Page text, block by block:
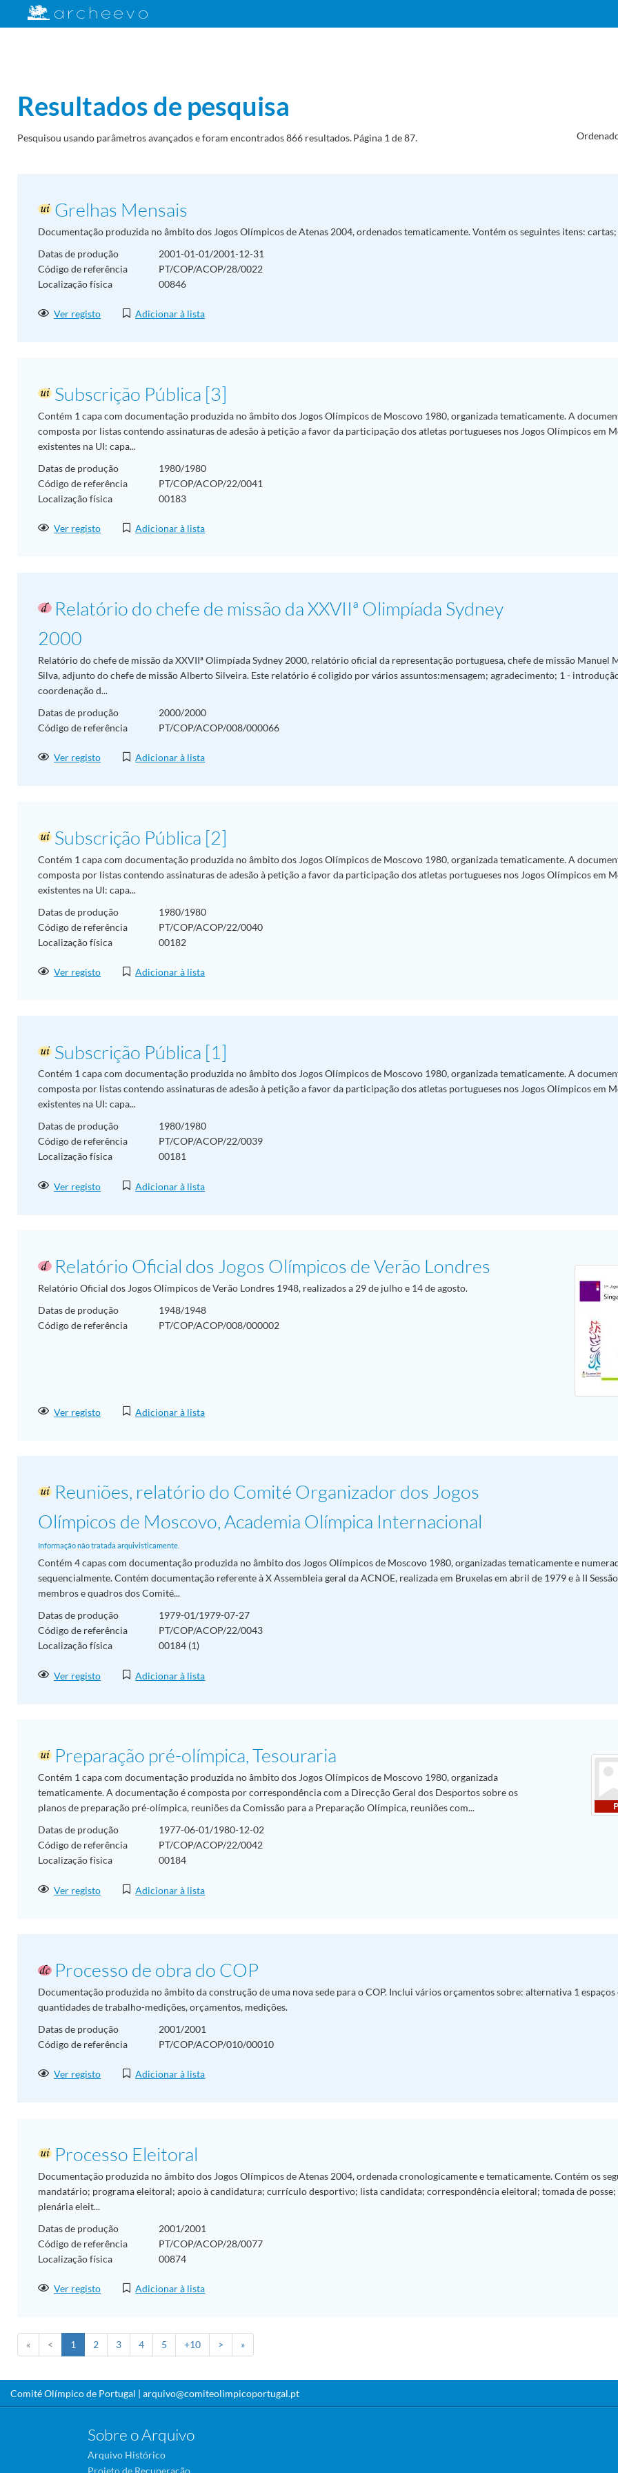
Resultados de pesquisa
Pesquisou usando parâmetros avançados e foram encontrados 866 resultados.Página 1 de 87.
Grelhas Mensais
Documentação produzida no âmbito dos Jogos Olímpicos de Atenas 2004, ordenados tematicamente. Vontém os seguintes itens:
Datas de produção
2001-01-01/2001-12-31
Código de referência
PT/COP/ACOP/28/0022
Localização física
00846
Ver registo Adicionar à lista
Subscrição Pública [3]
Contém 1 capa com documentação produzida no âmbito dos Jogos Olímpicos de Moscovo 1980, organizada tematicamente. A
composta por listas contendo assinaturas de adesão à petição a favor da participação dos atletas portugueses nos Jogos Olímpicos em
existentes na UI: capa...
Datas de produção
1980/1980
Código de referência
PT/COP/ACOP/22/0041
Localização física
00183
Ver registo Adicionar à lista
Relatório do chefe de missão da XXVIIª Olimpíada Sydney
2000
Relatório do chefe de missão da XXVIIª Olimpíada Sydney 2000, relatório oficial da representação portuguesa, chefe de missão Manuel
Silva, adjunto do chefe de missão Alberto Silveira. Este relatório é coligido por vários assuntos:mensagem; agradecimento; 1 -
coordenação d...
Datas de produção
2000/2000
Código de referência
PT/COP/ACOP/008/000066
Ver registo Adicionar à lista
Subscrição Pública [2]
Contém 1 capa com documentação produzida no âmbito dos Jogos Olímpicos de Moscovo 1980, organizada tematicamente. A
composta por listas contendo assinaturas de adesão à petição a favor da participação dos atletas portugueses nos Jogos Olímpicos em
existentes na UI: capa...
Datas de produção
1980/1980
Código de referência
PT/COP/ACOP/22/0040
Localização física
00182
Ver registo Adicionar à lista
Subscrição Pública [1]
Contém 1 capa com documentação produzida no âmbito dos Jogos Olímpicos de Moscovo 1980, organizada tematicamente. A
composta por listas contendo assinaturas de adesão à petição a favor da participação dos atletas portugueses nos Jogos Olímpicos em
existentes na UI: capa...
Datas de produção
1980/1980
Código de referência
PT/COP/ACOP/22/0039
Localização física
00181
Ver registo Adicionar à lista
Relatório Oficial dos Jogos Olímpicos de Verão Londres
Relatório Oficial dos Jogos Olímpicos de Verão Londres 1948, realizados a 29 de julho e 14 de agosto.
Datas de produção
1948/1948
Código de referência
PT/COP/ACOP/008/000002
Ver registo Adicionar à lista
Reuniões, relatório do Comité Organizador dos Jogos
Olímpicos de Moscovo, Academia Olímpica Internacional
Informação não tratada arquivisticamente.
Contém 4 capas com documentação produzida no âmbito dos Jogos Olímpicos de Moscovo 1980, organizadas tematicamente e
sequencialmente. Contém documentação referente à X Assembleia geral da ACNOE, realizada em Bruxelas em abril de 1979 e à II
membros e quadros dos Comité...
Datas de produção
1979-01/1979-07-27
Código de referência
PT/COP/ACOP/22/0043
Localização física
00184 (1)
Ver registo Adicionar à lista
Preparação pré-olímpica, Tesouraria
Contém 1 capa com documentação produzida no âmbito dos Jogos Olímpicos de Moscovo 1980, organizada
tematicamente. A documentação é composta por correspondência com a Direcção Geral dos Desportos sobre os
planos de preparação pré-olímpica, reuniões da Comissão para a Preparação Olímpica, reuniões com...
Datas de produção
1977-06-01/1980-12-02
Código de referência
PT/COP/ACOP/22/0042
Localização física
00184
Ver registo Adicionar à lista
Processo de obra do COP
Documentação produzida no âmbito da construção de uma nova sede para o COP. Inclui vários orçamentos sobre: alternativa 1
quantidades de trabalho-medições, orçamentos, medições.
Datas de produção
2001/2001
Código de referência
PT/COP/ACOP/010/00010
Ver registo Adicionar à lista
Processo Eleitoral
Documentação produzida no âmbito dos Jogos Olímpicos de Atenas 2004, ordenada cronologicamente e tematicamente. Contém os
mandatário; programa eleitoral; apoio à candidatura; currículo desportivo; lista candidata; correspondência eleitoral; tomada de posse;
plenária eleit...
Datas de produção
2001/2001
Código de referência
PT/COP/ACOP/28/0077
Localização física
00874
Ver registo Adicionar à lista
« < 1 2 3 4 5 +10 > »
Comité Olímpico de Portugal | arquivo@comiteolimpicoportugal.pt
Sobre o Arquivo
Arquivo Histórico
Projeto de Recuperação